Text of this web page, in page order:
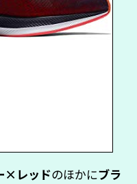
×レッドのほかにブラ